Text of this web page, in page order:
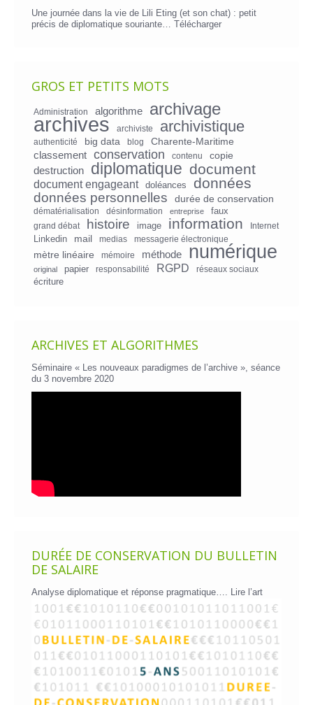
Une journée dans la vie de Lili Eting (et son chat) : petit
précis de diplomatique souriante… Télécharger
GROS ET PETITS MOTS
Administration algorithme archivage
archives archiviste archivistique
authenticité big data blog
Charente-Maritime
classement
conservation contenu
copie
destruction
diplomatique document
document engageant doléances données
données personnelles durée de conservation
dématérialisation désinformation entreprise faux
grand débat histoire image information Internet
Linkedin mail medias messagerie électronique
mètre linéaire mémoire méthode numérique
original papier responsabilité RGPD réseaux sociaux
écriture
ARCHIVES ET ALGORITHMES
Séminaire « Les nouveaux paradigmes de l’archive », séance
du 3 novembre 2020
DURÉE DE CONSERVATION DU BULLETIN
DE SALAIRE
Analyse diplomatique et réponse pragmatique…. Lire l’art